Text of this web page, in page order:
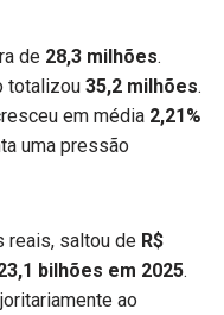
de 28,3 milhões.
totalizou 35,2 milhões.
em média 2,21%
uma pressão
reais, saltou de R$
bilhões em 2025.
ao